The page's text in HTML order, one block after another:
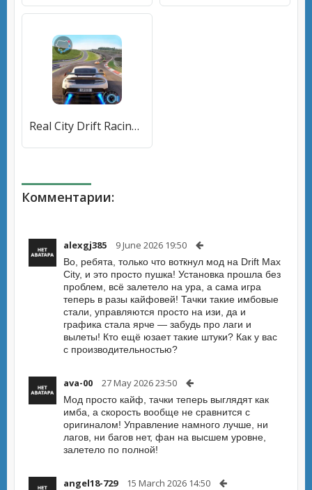
Real City Drift Racing Driving (Риал Сити Дрифт Рейсинг Драйвинг) [МОД Unlocked] APK Android
Комментарии:
alexgj385 9 June 2026 19:50
Во, ребята, только что воткнул мод на Drift Max
City, и это просто пушка! Установка прошла без
проблем, всё залетело на ура, а сама игра
теперь в разы кайфовей! Тачки такие имбовые
стали, управляются просто на изи, да и
графика стала ярче — забудь про лаги и
вылеты! Кто ещё юзает такие штуки? Как у вас
с производительностью?
ava-00 27 May 2026 23:50
Мод просто кайф, тачки теперь выглядят как
имба, а скорость вообще не сравнится с
оригиналом! Управление намного лучше, ни
лагов, ни багов нет, фан на высшем уровне,
залетело по полной!
angel18-729 15 March 2026 14:50